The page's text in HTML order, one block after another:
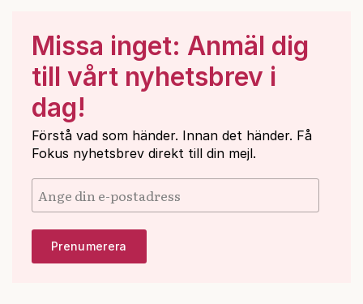
Missa inget: Anmäl dig
till vårt nyhetsbrev i
dag!
Förstå vad som händer. Innan det händer. Få
Fokus nyhetsbrev direkt till din mejl.